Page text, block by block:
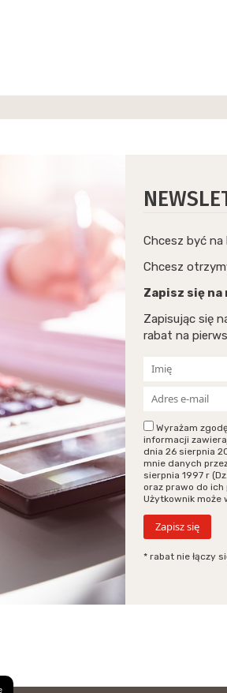
Chcesz być
Chcesz
Zapisz się
Zapisując się
rabat na
Wyrażam
informacji
dnia 26 sierpnia
mnie danych
sierpnia 1997 r
oraz prawo do ich
Użytkownik może
* rabat nie łączy